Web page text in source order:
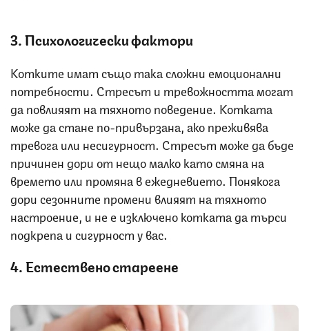
3. Психологически фактори
Котките имат също така сложни емоционални
потребности. Стресът и тревожността могат
да повлияят на тяхното поведение. Котката
може да стане по-привързана, ако преживява
тревога или несигурност. Стресът може да бъде
причинен дори от нещо малко като смяна на
времето или промяна в ежедневието. Понякога
дори сезонните промени влияят на тяхното
настроение, и не е изключено котката да търси
подкрепа и сигурност у вас.
4. Естествено стареене